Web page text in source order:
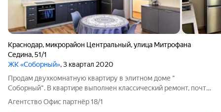
Краснодар, микрорайон Центральный,улица Митрофана
Седина,51/1
ЖК «Соборный», 3 квартал 2020
Продам двухкомнатную квартиру в элитном доме "
Соборный". В квартире выполнен классический ремонт, почти
полностью обустроена и укомплектована мебелью и техникой.
Удобная планировка, две изолированные комнаты, большая
Агентство Офис партнёр 18/1